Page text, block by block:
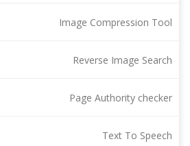
Image Compression Tool
Reverse Image Search
Page Authority checker
Text To Speech